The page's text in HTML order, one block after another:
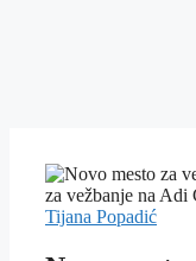
Tijana Popadić